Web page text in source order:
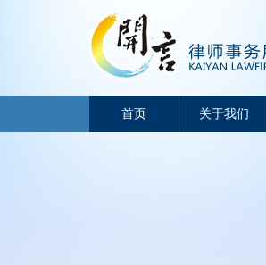
首页 关于我们